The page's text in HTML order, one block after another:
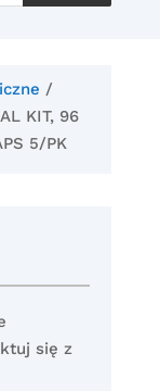
/
KIT, 96
5/PK
się z